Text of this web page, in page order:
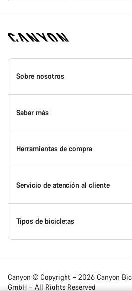
Canyon
Homepage
Sobre nosotros
Conoce Canyon
Innovación en Canyon
Canyon Factory Racing
Premios
Trabajar en Canyon
Saber más
Eventos
Encuentra un punto de servicio
Equipos, deportistas y ciclistas
Noticias y artículos
Herramientas de compra
Encuentra tu bicicleta
Bicicletas disponibles
Calcula tu talla Canyon
Servicio de atención al cliente
Centro de ayuda
Localización de puntos de servicio
Tipos de bicicletas
Bicicletas de carretera
Canyon © Copyright – 2026 Canyon
GmbH – All Rights Reserved